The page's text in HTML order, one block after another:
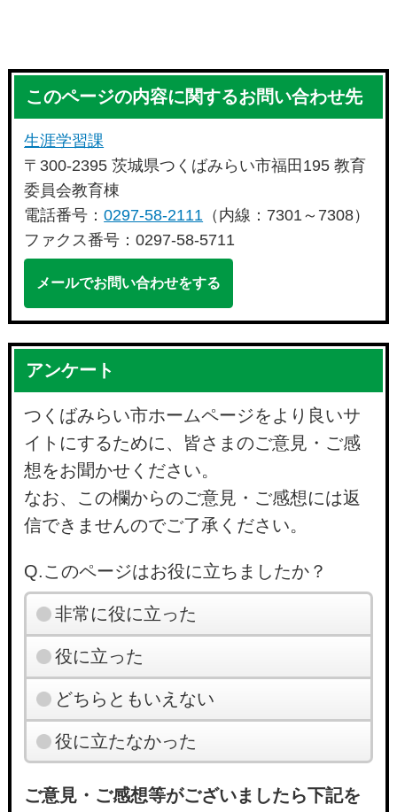
このページの内容に関するお問い合わせ先
生涯学習課
〒300-2395 茨城県つくばみらい市福田195 教育
委員会教育棟
電話番号：0297-58-2111 （内線：7301～7308）
ファクス番号：0297-58-5711
メールでお問い合わせをする
アンケート
つくばみらい市ホームページをより良いサ
イトにするために、皆さまのご意見・ご感
想をお聞かせください。
なお、この欄からのご意見・ご感想には返
信できませんのでご了承ください。
Q.このページはお役に立ちましたか？
非常に役に立った
役に立った
どちらともいえない
役に立たなかった
ご意見・ご感想等がございましたら下記を